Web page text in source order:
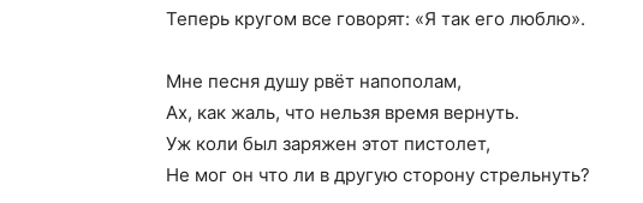
Теперь кругом все говорят: «Я так его люблю».
Мне песня душу рвёт напополам,
Ах, как жаль, что нельзя время вернуть.
Уж коли был заряжен этот пистолет,
Не мог он что ли в другую сторону стрельнуть?